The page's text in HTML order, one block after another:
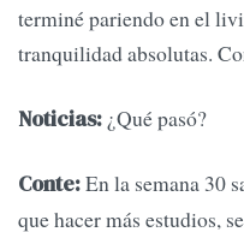
terminé pariendo en el
tranquilidad absolutas.
Noticias: ¿Qué pasó?
Conte:En la semana 30
que hacer más estudios,